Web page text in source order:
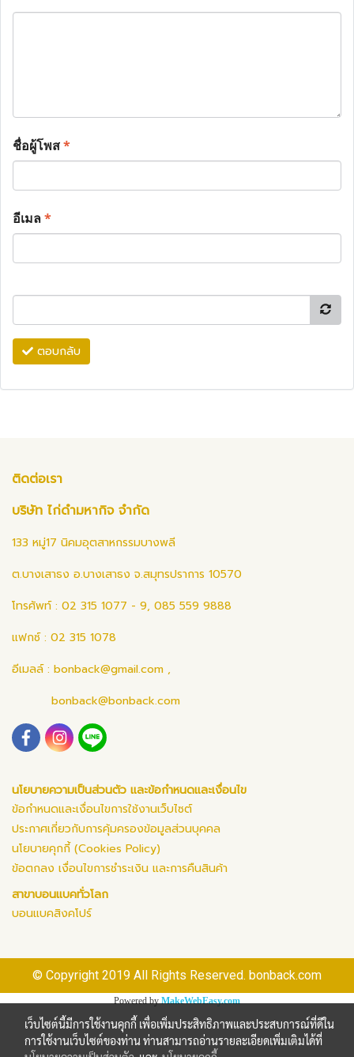
ชื่อผู้โพส*
อีเมล*
ตอบกลับ
ติดต่อเรา
บริษัท ไก่ดำมหากิจ จำกัด
133 หมู่17 นิคมอุตสาหกรรมบางพลี
ต.บางเสาธง อ.บางเสาธง จ.สมุทรปราการ 10570
โทรศัพท์ : 02 315 1077 - 9, 085 559 9888
แฟกซ์ : 02 315 1078
อีเมลล์ : bonback@gmail.com ,
bonback@bonback.com
นโยบายความเป็นส่วนตัว และข้อกำหนดและเงื่อนไข
ข้อกำหนดและเงื่อนไขการใช้งานเว็บไซต์
ประกาศเกี่ยวกับการคุ้มครองข้อมูลส่วนบุคคล
นโยบายคุกกี้ (Cookies Policy)
ข้อตกลง เงื่อนไขการชำระเงิน และการคืนสินค้า
สาขาบอนแบคทั่วโลก
บอนแบคสิงคโปร์
© Copyright 2019 All Rights Reserved. bonback.com
Powered by MakeWebEasy.com
เว็บไซต์นี้มีการใช้งานคุกกี้ เพื่อเพิ่มประสิทธิภาพและประสบการณ์ที่ดีใน
การใช้งานเว็บไซต์ของท่าน ท่านสามารถอ่านรายละเอียดเพิ่มเติมได้ที่